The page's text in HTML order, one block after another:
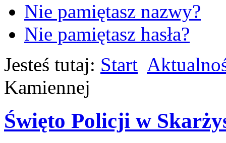
Nie pamiętasz nazwy?
Nie pamiętasz hasła?
Jesteś tutaj: Start
Kamiennej
Święto Policji w